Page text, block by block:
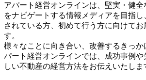
アパート経営オンラインは、堅実・健
をナビゲートする情報メディアを目指
されている方、初めて行う方に向けて
す。
様々なことに向き合い、改善するきっ
パート経営オンラインでは、成功事例
しい不動産の経営方法をお伝えいたしま